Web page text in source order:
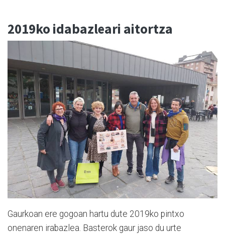
2019ko idabazleari aitortza
Gaurkoan ere gogoan hartu dute 2019ko pintxo
onenaren irabazlea. Basterok gaur jaso du urte